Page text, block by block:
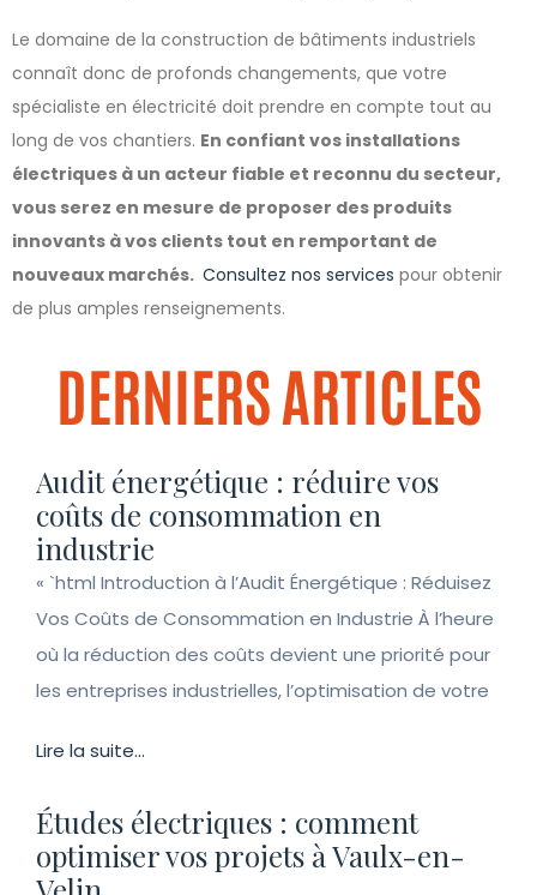
Le domaine de la construction de bâtiments industriels
connaît donc de profonds changements, que votre
spécialiste en électricité doit prendre en compte tout au
long de vos chantiers. En confiant vos installations
électriques à un acteur fiable et reconnu du secteur,
vous serez en mesure de proposer des produits
innovants à vos clients tout en remportant de
nouveaux marchés. Consultez nos services pour obtenir
de plus amples renseignements.
DERNIERS ARTICLES
Audit énergétique : réduire vos
coûts de consommation en
industrie
« `html Introduction à l’Audit Énergétique : Réduisez
Vos Coûts de Consommation en Industrie À l’heure
où la réduction des coûts devient une priorité pour
les entreprises industrielles, l’optimisation de votre
Lire la suite...
Études électriques : comment
optimiser vos projets à Vaulx-en-